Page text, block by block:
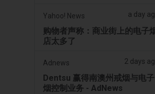
Yahoo! News a day
购物者声称：商业街上的电子
店太多了
Adnews 2 days
Dentsu 赢得南澳州戒烟与电子
烟控制业务 - AdNews